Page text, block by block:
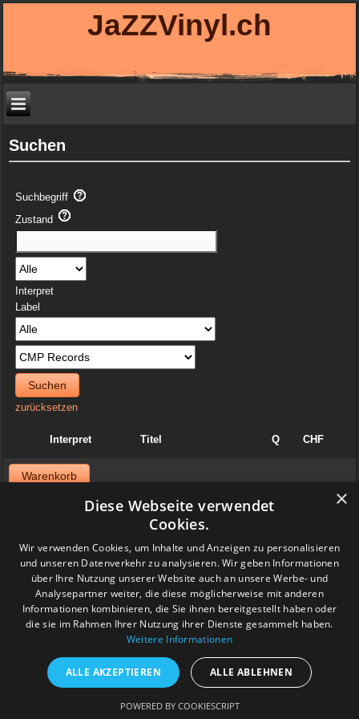
JaZZVinyl.ch
Suchen
Suchbegriff
Zustand
Interpret
Label
Suchen
zurücksetzen
Interpret Titel Q CHF
Warenkorb
Jazzvinyl.ch ist am Sonntag 06. April ab 10 Uhr an der
Schallplattenbörse im Volkshaus in Zürich
Wir haben auch einiges aus der Sammlung von Patrick! Ich bringe
viel Dolphy, Art Farmer usw.
Feedback
www.grashalm-it.ch |(www.pinkytoes.com)
×
Diese Webseite verwendet
Cookies.
Wir verwenden Cookies, um Inhalte und Anzeigen zu personalisieren
und unseren Datenverkehr zu analysieren. Wir geben Informationen
über Ihre Nutzung unserer Website auch an unsere Werbe- und
Analysepartner weiter, die diese möglicherweise mit anderen
Informationen kombinieren, die Sie ihnen bereitgestellt haben oder
die sie im Rahmen Ihrer Nutzung ihrer Dienste gesammelt haben.
Weitere Informationen
ALLE AKZEPTIEREN ALLE ABLEHNEN
POWERED BY COOKIESCRIPT